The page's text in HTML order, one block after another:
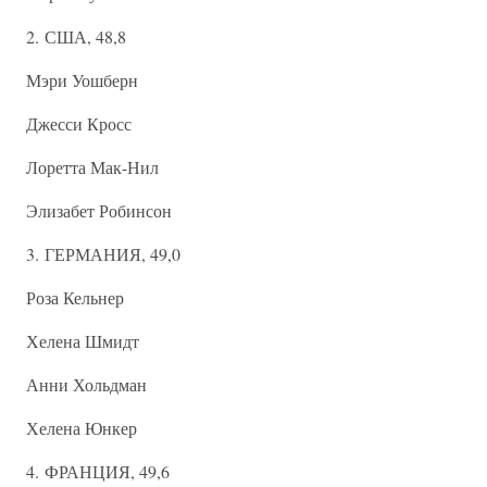
2. США, 48,8
Мэри Уошберн
Джесси Кросс
Лоретта Мак-Нил
Элизабет Робинсон
3. ГЕРМАНИЯ, 49,0
Роза Кельнер
Хелена Шмидт
Анни Хольдман
Хелена Юнкер
4. ФРАНЦИЯ, 49,6